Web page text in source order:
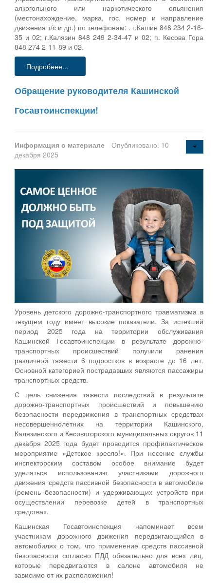
алкогольного или наркотического опьянения
(местонахождение, марка, гос. номер и направление
движения т/с и др.) по телефонам: . г.Кашин 848 234 2-16-
35 и 02; г.Калязин 848 249 2-34-47 и 02; п. Кесова Гора
848 274 2-11-89 и 02.
Подробнее...
Обращение руководителя Кашинской
Госавтоинспекции!
Информация о материале
Опубликовано: 10
декабря 2025
Уровень детского дорожно-транспортного травматизма в
текущем году имеет высокие показатели. За истекший
период 2025 года на территории обслуживания
Кашинской Госавтоинспекции в результате дорожно-
транспортных происшествий получили ранения
различной тяжести 6 подростков в возрасте до 16 лет.
Основной категорией пострадавших являются пассажиры
транспортных средств.
С цель снижения тяжести последствий в результате
дорожно-транспортных происшествий и повышению
безопасности передвижения в транспортных средствах
несовершеннолетних на территории Кашинского,
Калязинского и Кесовогорского муниципальных округов 11
декабря 2025 года будет проводится профилактическое
мероприятие «Детское кресло!». При несение службы
инспекторским составом особое внимание будет
уделяться использованию участниками дорожного
движения средств пассивной безопасности в автомобиле
(ремень безопасности) и удерживающих устройств при
осуществлении перевозке детей в транспортных
средствах.
Кашинская Госавтоинспекция напоминает всем
участникам дорожного движения передвигающийся в
автомобилях о том, что применение средств пассивной
безопасности согласно ПДД обязательно для всех лиц,
которые передвигаются в салоне автомобиля не
зависимо от их расположения!